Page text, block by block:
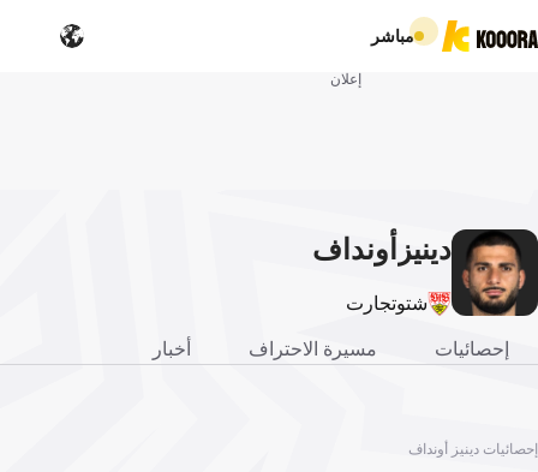
مباشر
إعلان
دينيز أونداف
شتوتجارت
إحصائيات مسيرة الاحتراف أخبار
إحصائيات دينيز أونداف